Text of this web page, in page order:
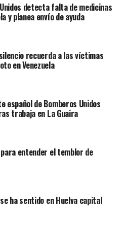
detecta falta de medicinas
y planea envío de ayuda
recuerda a las víctimas
en Venezuela
español de Bomberos Unidos
trabaja en La Guaira
entender el temblor de
ha sentido en Huelva capital